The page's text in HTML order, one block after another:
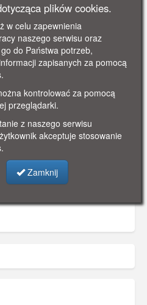
Berlin
,kurhaus,
plików cookies.
w celu zapewnienia
naszego serwisu oraz
do Państwa potrzeb,
zapisanych za pomocą
kontrolować za pomocą
przeglądarki.
z naszego serwisu
akceptuje stosowanie
Zamknij